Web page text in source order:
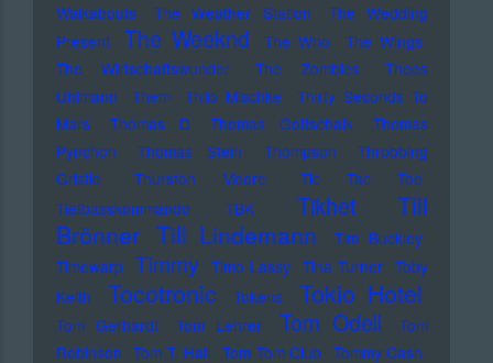
Walkabouts
The Weather Station
The Wedding
Present
The Weeknd The Who
The Wings
The Wirtschaftswunder
The Zombies
Thees
Uhlmann
Them Thilo Mischke
Thirty Seconds To
Mars
Thomas D Thomas Gottschalk
Thomas
Pynchon
Thomas Stein Thompson
Throbbing
Gristle
Thurston Moore
Tic Tac Toe
Tiefbasskommando TBK
Tikhet
Till
Brönner Till Lindemann
Tim Buckley
Timewarp Timmy Timo Lassy Tina Turner Toby
Keith
Tocotronic Tokens Tokio Hotel
Tom Gerhardt Tom Lehrer Tom Odell
Tom
Robinson Tom T. Hall Tom Tom Club Tommy Cash